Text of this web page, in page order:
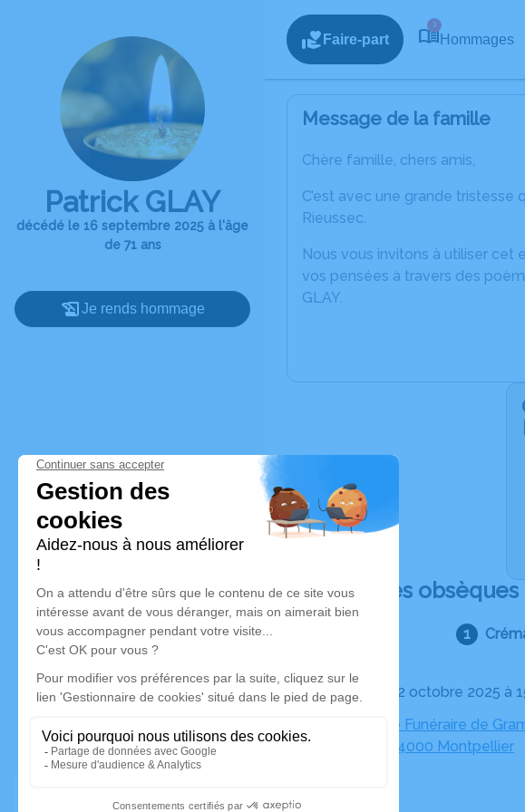
Patrick GLAY
décédé le 16 septembre 2025 à l'âge
de 71 ans
Je rends hommage
Faire-part
3
Hommages
Message de la famille
Chère famille, chers amis,
C’est avec une grande
Rieussec.
Nous vous invitons à utiliser cet
vos pensées à travers des
GLAY.
Déroulé des obsèques
Le jeudi 02 octobre 2025 à
Complexe Funéraire de
Einstein, 34000 Montpellier